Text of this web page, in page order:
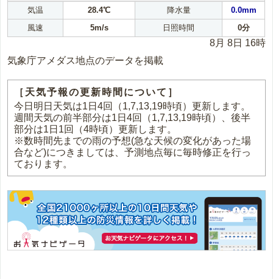
気温 28.4℃ 降水量
0.0mm
風速
5m/s 日照時間 0分
8月 8日 16時
気象庁アメダス地点のデータを掲載
［天気予報の更新時間について］
今日明日天気は1日4回（1,7,13,19時頃）更新します。
週間天気の前半部分は1日4回（1,7,13,19時頃）、後半
部分は1日1回（4時頃）更新します。
※数時間先までの雨の予想(急な天候の変化があった場
合など)につきましては、予測地点毎に毎時修正を行っ
ております。